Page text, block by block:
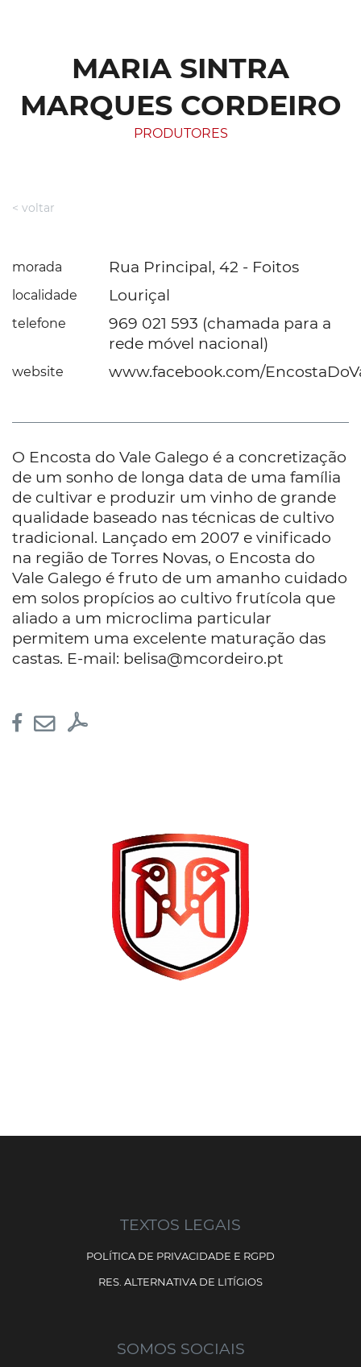
MARIA SINTRA
MARQUES CORDEIRO
PRODUTORES
< voltar
morada Rua Principal, 42 - Foitos
localidade Louriçal
telefone
969 021 593 (chamada para a
rede móvel nacional)
website www.facebook.com/
O Encosta do Vale Galego é a concretização
de um sonho de longa data de uma família
de cultivar e produzir um vinho de grande
qualidade baseado nas técnicas de cultivo
tradicional. Lançado em 2007 e vinificado
na região de Torres Novas, o Encosta do
Vale Galego é fruto de um amanho cuidado
em solos propícios ao cultivo frutícola que
aliado a um microclima particular
permitem uma excelente maturação das
castas. E-mail: belisa@mcordeiro.pt
TEXTOS LEGAIS
POLÍTICA DE PRIVACIDADE E RGPD
RES. ALTERNATIVA DE LITÍGIOS
SOMOS SOCIAIS